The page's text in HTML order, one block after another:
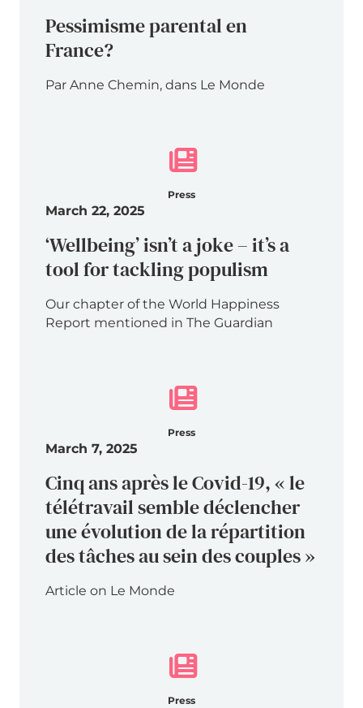
Pessimisme parental en
France?
Par Anne Chemin, dans Le Monde
Press
March 22, 2025
‘Wellbeing’ isn’t a joke – it’s a
tool for tackling populism
Our chapter of the World Happiness
Report mentioned in The Guardian
Press
March 7, 2025
Cinq ans après le Covid-19, « le
télétravail semble déclencher
une évolution de la répartition
des tâches au sein des couples »
Article on Le Monde
Press